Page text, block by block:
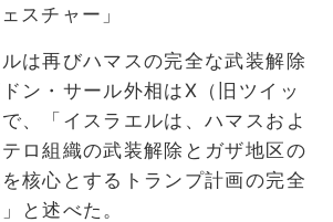
スチャー」
は再びハマスの完全な武装解除
ン・サール外相はX（旧ツイッ
、「イスラエルは、ハマスおよ
ロ組織の武装解除とガザ地区の
核心とするトランプ計画の完全
と述べた。